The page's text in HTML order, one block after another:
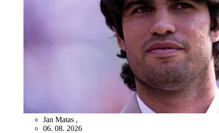
Jan Matas ,
06. 08. 2026